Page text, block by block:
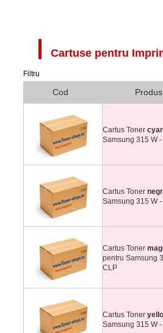
Cartuse pentru
Filtru
Cod Produs
Cartus Toner
Samsung 315 W
Cartus Toner
Samsung 315 W
Cartus Toner
pentru Samsung
CLP
Cartus Toner
Samsung 315 W